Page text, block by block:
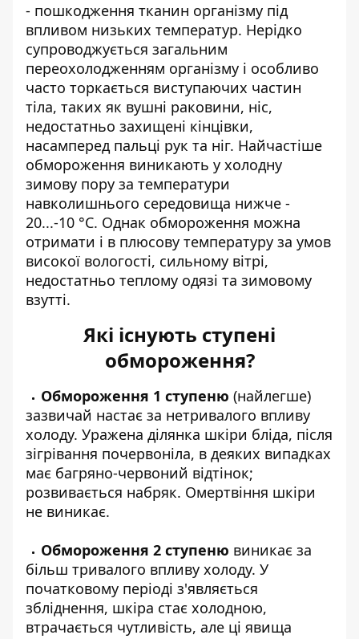
- пошкодження тканин організму під
впливом низьких температур. Нерідко
супроводжується загальним
переохолодженням організму і особливо
часто торкається виступаючих частин
тіла, таких як вушні раковини, ніс,
недостатньо захищені кінцівки,
насамперед пальці рук та ніг. Найчастіше
обмороження виникають у холодну
зимову пору за температури
навколишнього середовища нижче -
20...-10 °C. Однак обмороження можна
отримати і в плюсову температуру за умов
високої вологості, сильному вітрі,
недостатньо теплому одязі та зимовому
взутті.
Які існують ступені
обмороження?
Обмороження 1 ступеню (найлегше)
зазвичай настає за нетривалого впливу
холоду. Уражена ділянка шкіри бліда, після
зігрівання почервоніла, в деяких випадках
має багряно-червоний відтінок;
розвивається набряк. Омертвіння шкіри
не виникає.
Обмороження 2 ступеню виникає за
більш тривалого впливу холоду. У
початковому періоді з'являється
збліднення, шкіра стає холодною,
втрачається чутливість, але ці явища